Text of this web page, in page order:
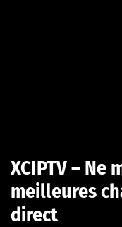
XCIPTV – Ne
meilleures
direct